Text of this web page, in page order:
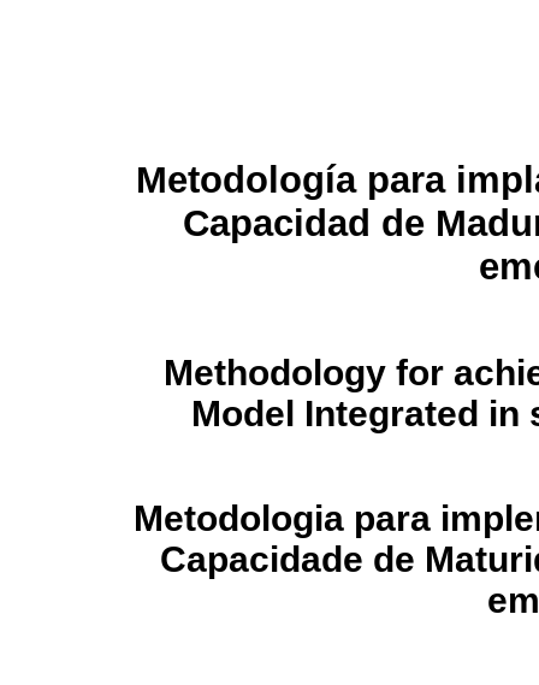
Metodología para
Capacidad de
Methodology for
Model Integrated in
Metodologia para
Capacidade de